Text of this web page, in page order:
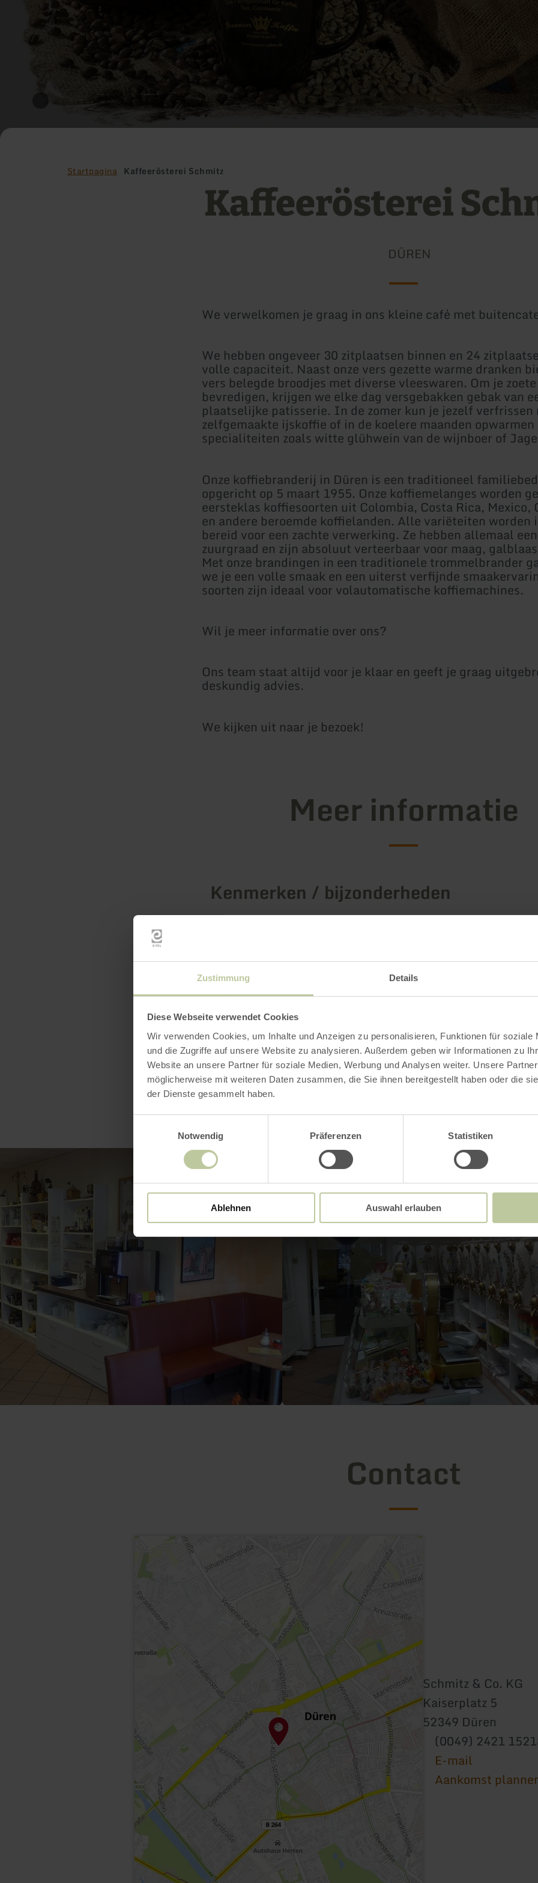
Zustimmung Details
Diese Webseite verwendet Cookies
Wir verwenden Cookies, um Inhalte und Anzeigen zu personalisieren, Funktionen für soziale
und die Zugriffe auf unsere Website zu analysieren. Außerdem geben wir Informationen zu
Website an unsere Partner für soziale Medien, Werbung und Analysen weiter. Unsere
möglicherweise mit weiteren Daten zusammen, die Sie ihnen bereitgestellt haben oder die
der Dienste gesammelt haben.
Notwendig
Präferenzen Statistiken
Ablehnen Auswahl erlauben
Startpagina Kaffeerösterei Schmitz
Kaffeerösterei
DÜREN
We verwelkomen je graag in ons kleine café met
We hebben ongeveer 30 zitplaatsen binnen en 24
volle capaciteit. Naast onze vers gezette warme dranken
vers belegde broodjes met diverse vleeswaren. Om je
bevredigen, krijgen we elke dag versgebakken gebak van
plaatselijke patisserie. In de zomer kun je jezelf verfrissen
zelfgemaakte ijskoffie of in de koelere maanden
specialiteiten zoals witte glühwein van de wijnboer of
Onze koffiebranderij in Düren is een traditioneel
opgericht op 5 maart 1955. Onze koffiemelanges worden
eersteklas koffiesoorten uit Colombia, Costa Rica, Mexico,
en andere beroemde koffielanden. Alle variëteiten worden
bereid voor een zachte verwerking. Ze hebben allemaal
zuurgraad en zijn absoluut verteerbaar voor maag,
Met onze brandingen in een traditionele trommelbrander
we je een volle smaak en een uiterst verfijnde
soorten zijn ideaal voor volautomatische koffiemachines.
Wil je meer informatie over ons?
Ons team staat altijd voor je klaar en geeft je graag
deskundig advies.
We kijken uit naar je bezoek!
Meer informatie
Kenmerken / bijzonderheden
Contact
Schmitz & Co. KG
Kaiserplatz 5
52349 Düren
(0049) 2421
E-mail
Aankomst